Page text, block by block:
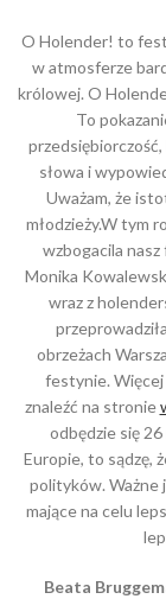
O Holender! to
w atmosferze
królowej. O
To
słowa i
Uważam, że
młodzieży.W tym
wzbogacila
Monika
wraz z
obrzeżach
festynie.
znaleźć na stronie
odbędzie się
Europie, to sądzę,
polityków. Ważne
mające na celu
Beata